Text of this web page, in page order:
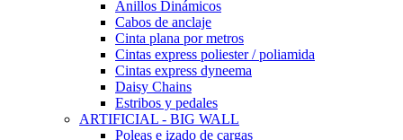
Anillos Dinámicos
Cabos de anclaje
Cinta plana por metros
Cintas express poliester / poliamida
Cintas express dyneema
Daisy Chains
Estribos y pedales
ARTIFICIAL - BIG WALL
Poleas e izado de cargas